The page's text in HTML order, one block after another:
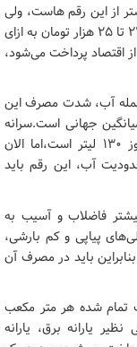
از این رقم هاست، ولی
قیمت تمام شده دفتری که در شرکت هست، حدود ۲۴ تا ۲۵ هزار تومان به ازای
اقتصاد پرداخت می‌شود،
جمله آب، شدت مصرف این
جهانی است.سرانه
تعریف شده وزارت نیرو برای هر فرد در شبانه روز ۱۳۰ لیتر است،‌اما الان
محدودیت آب، این رقم باید
فاضلاب و آسیب به
پیاپی و کم بارشی،
باید در مصرف آن
تمام شده هر متر مکعب
یارانه برق، یارانه